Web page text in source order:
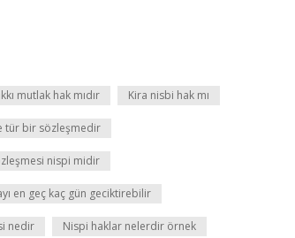
mutlak hak mıdır Kira nisbi hak mı
tür bir sözleşmedir
nispi midir
en geç kaç gün geciktirebilir
nedir Nispi haklar nelerdir örnek